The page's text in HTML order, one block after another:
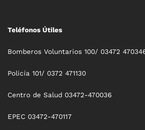
Teléfonos Útiles
Bomberos Voluntarios 100/ 03472
Policía 101/ 0372 471130
Centro de Salud 03472-470036
EPEC 03472-470117